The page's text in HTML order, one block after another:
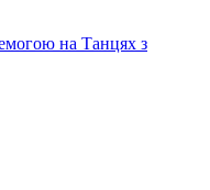
на Танцях з